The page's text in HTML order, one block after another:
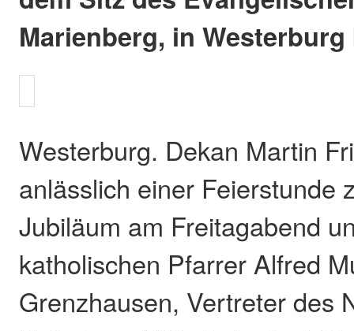
Marienberg, in
Westerburg. Dekan Martin
anlässlich einer Feierstunde
Jubiläum am Freitagabend
katholischen Pfarrer Alfred
Grenzhausen, Vertreter des